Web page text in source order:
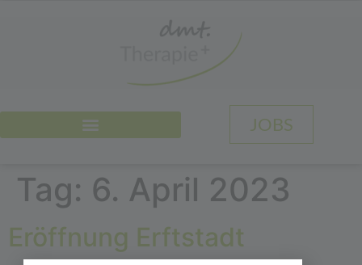
JOBS
Tag: 6. April 2023
Eröffnung Erftstadt